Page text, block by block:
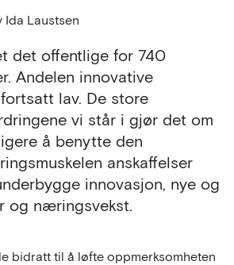
Ida Laustsen
det offentlige for 740
Andelen innovative
lav. De store
vi står i gjør det om
å benytte den
anskaffelser
innovasjon, nye og
og næringsvekst.
bidratt til å løfte oppmerksomheten